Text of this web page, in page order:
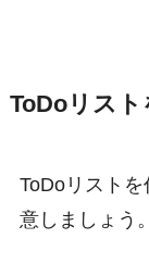
ToDoリス
ToDoリスト
意しましょう。